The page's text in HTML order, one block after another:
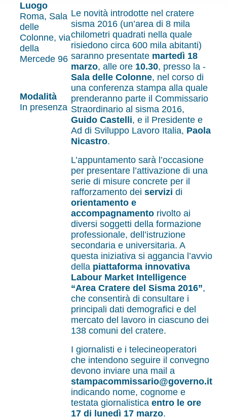
Luogo
Roma, Sala
delle
Colonne, via
della
Mercede 96
Modalità
In presenza
Le novità introdotte nel cratere
sisma 2016 (un’area di 8 mila
chilometri quadrati nella quale
risiedono circa 600 mila abitanti)
saranno presentate martedì 18
marzo, alle ore 10.30, presso la -
Sala delle Colonne, nel corso di
una conferenza stampa alla quale
prenderanno parte il Commissario
Straordinario al sisma 2016,
Guido Castelli, e il Presidente e
Ad di Sviluppo Lavoro Italia, Paola
Nicastro.
L’appuntamento sarà l’occasione
per presentare l’attivazione di una
serie di misure concrete per il
rafforzamento dei servizi di
orientamento e
accompagnamento rivolto ai
diversi soggetti della formazione
professionale, dell’istruzione
secondaria e universitaria. A
questa iniziativa si aggancia l’avvio
della piattaforma innovativa
Labour Market Intelligence
“Area Cratere del Sisma 2016”,
che consentirà di consultare i
principali dati demografici e del
mercato del lavoro in ciascuno dei
138 comuni del cratere.
I giornalisti e i telecineoperatori
che intendono seguire il convegno
devono inviare una mail a
stampacommissario@governo.it
indicando nome, cognome e
testata giornalistica entro le ore
17 di lunedì 17 marzo.